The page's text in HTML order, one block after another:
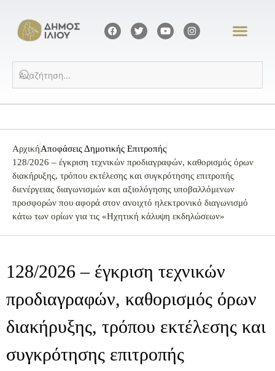
ΑρχικήΑποφάσεις Δημοτικής Επιτροπής
128/2026 – έγκριση τεχνικών προδιαγραφών, καθορισμός όρων
διακήρυξης, τρόπου εκτέλεσης και συγκρότησης επιτροπής
διενέργειας διαγωνισμών και αξιολόγησης υποβαλλόμενων
προσφορών που αφορά στον ανοιχτό ηλεκτρονικό διαγωνισμό
κάτω των ορίων για τις «Ηχητική κάλυψη εκδηλώσεων»
128/2026 – έγκριση τεχνικών
προδιαγραφών, καθορισμός όρων
διακήρυξης, τρόπου εκτέλεσης και
συγκρότησης επιτροπής